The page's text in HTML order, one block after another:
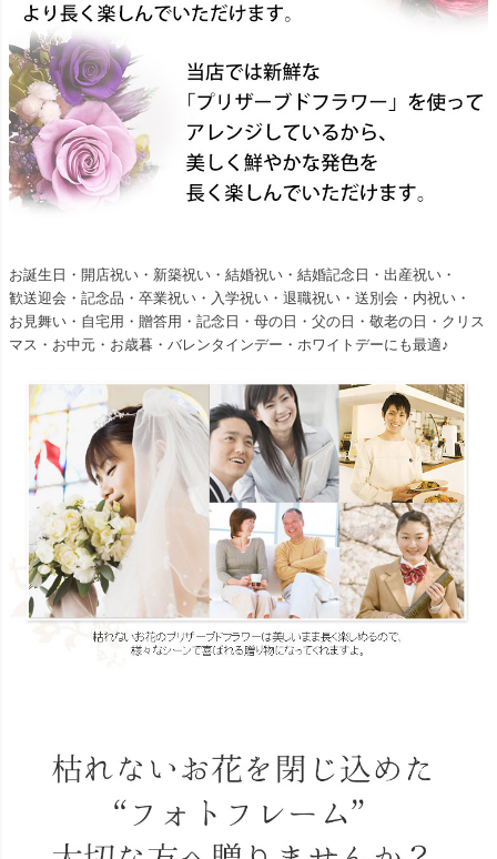
お誕生日・開店祝い・新築祝い・結婚祝い・結婚記念日・出産祝い・
歓送迎会・記念品・卒業祝い・入学祝い・退職祝い・送別会・内祝い・
お見舞い・自宅用・贈答用・記念日・母の日・父の日・敬老の日・クリス
マス・お中元・お歳暮・バレンタインデー・ホワイトデーにも最適♪